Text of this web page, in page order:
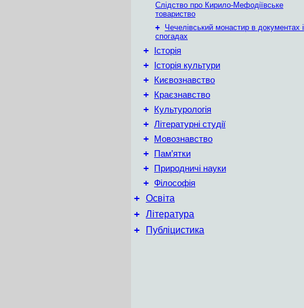
Слідство про Кирило-Мефодіївське
товариство
+ Чечелівський монастир в документах і
спогадах
+ Історія
+ Історія культури
+ Києвознавство
+ Краєзнавство
+ Культурологія
+ Літературні студії
+ Мовознавство
+ Пам’ятки
+ Природничі науки
+ Філософія
+ Освіта
+ Література
+ Публіцистика